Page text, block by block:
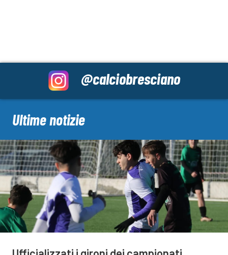
@calciobresciano
Ultime notizie